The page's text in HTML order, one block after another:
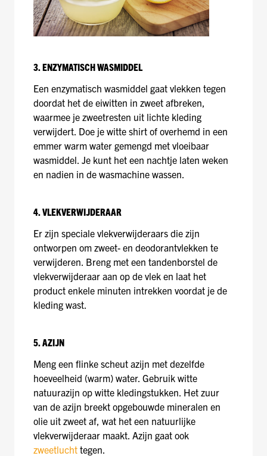
3. ENZYMATISCH WASMIDDEL
Een enzymatisch wasmiddel gaat vlekken tegen
doordat het de eiwitten in zweet afbreken,
waarmee je zweetresten uit lichte kleding
verwijdert. Doe je witte shirt of overhemd in een
emmer warm water gemengd met vloeibaar
wasmiddel. Je kunt het een nachtje laten weken
en nadien in de wasmachine wassen.
4. VLEKVERWIJDERAAR
Er zijn speciale vlekverwijderaars die zijn
ontworpen om zweet- en deodorantvlekken te
verwijderen. Breng met een tandenborstel de
vlekverwijderaar aan op de vlek en laat het
product enkele minuten intrekken voordat je de
kleding wast.
5. AZIJN
Meng een flinke scheut azijn met dezelfde
hoeveelheid (warm) water. Gebruik witte
natuurazijn op witte kledingstukken. Het zuur
van de azijn breekt opgebouwde mineralen en
olie uit zweet af, wat het een natuurlijke
vlekverwijderaar maakt. Azijn gaat ook
zweetlucht tegen.